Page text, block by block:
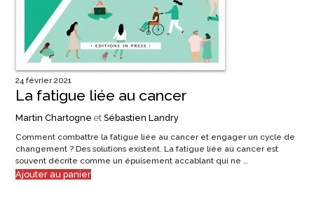
24 février 2021
La fatigue liée au cancer
Martin Chartogne et Sébastien Landry
Comment combattre la fatigue liée au cancer et engager un cycle de
changement ? Des solutions existent. La fatigue liée au cancer est
souvent décrite comme un épuisement accablant qui ne …
Ajouter au panier